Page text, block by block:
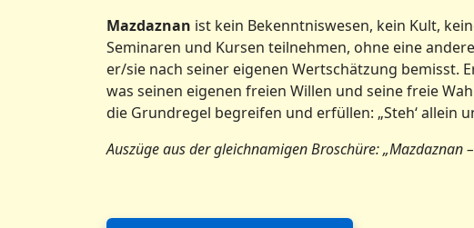
Mazdaznan ist kein Bekenntniswesen, kein Kult,
Seminaren und Kursen teilnehmen, ohne eine
er/sie nach seiner eigenen Wertschätzung bemisst.
was seinen eigenen freien Willen und seine freie
die Grundregel begreifen und erfüllen: „Steh‘ allein
Auszüge aus der gleichnamigen Broschüre: „Mazdaznan